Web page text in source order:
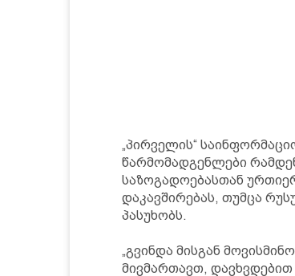
„პირველის“
წარმომადგენლები
საზოგადოებასთან
დაკავშირებას, თუმცა
პასუხობს.
„გვინდა მისგან
მივმართავთ,